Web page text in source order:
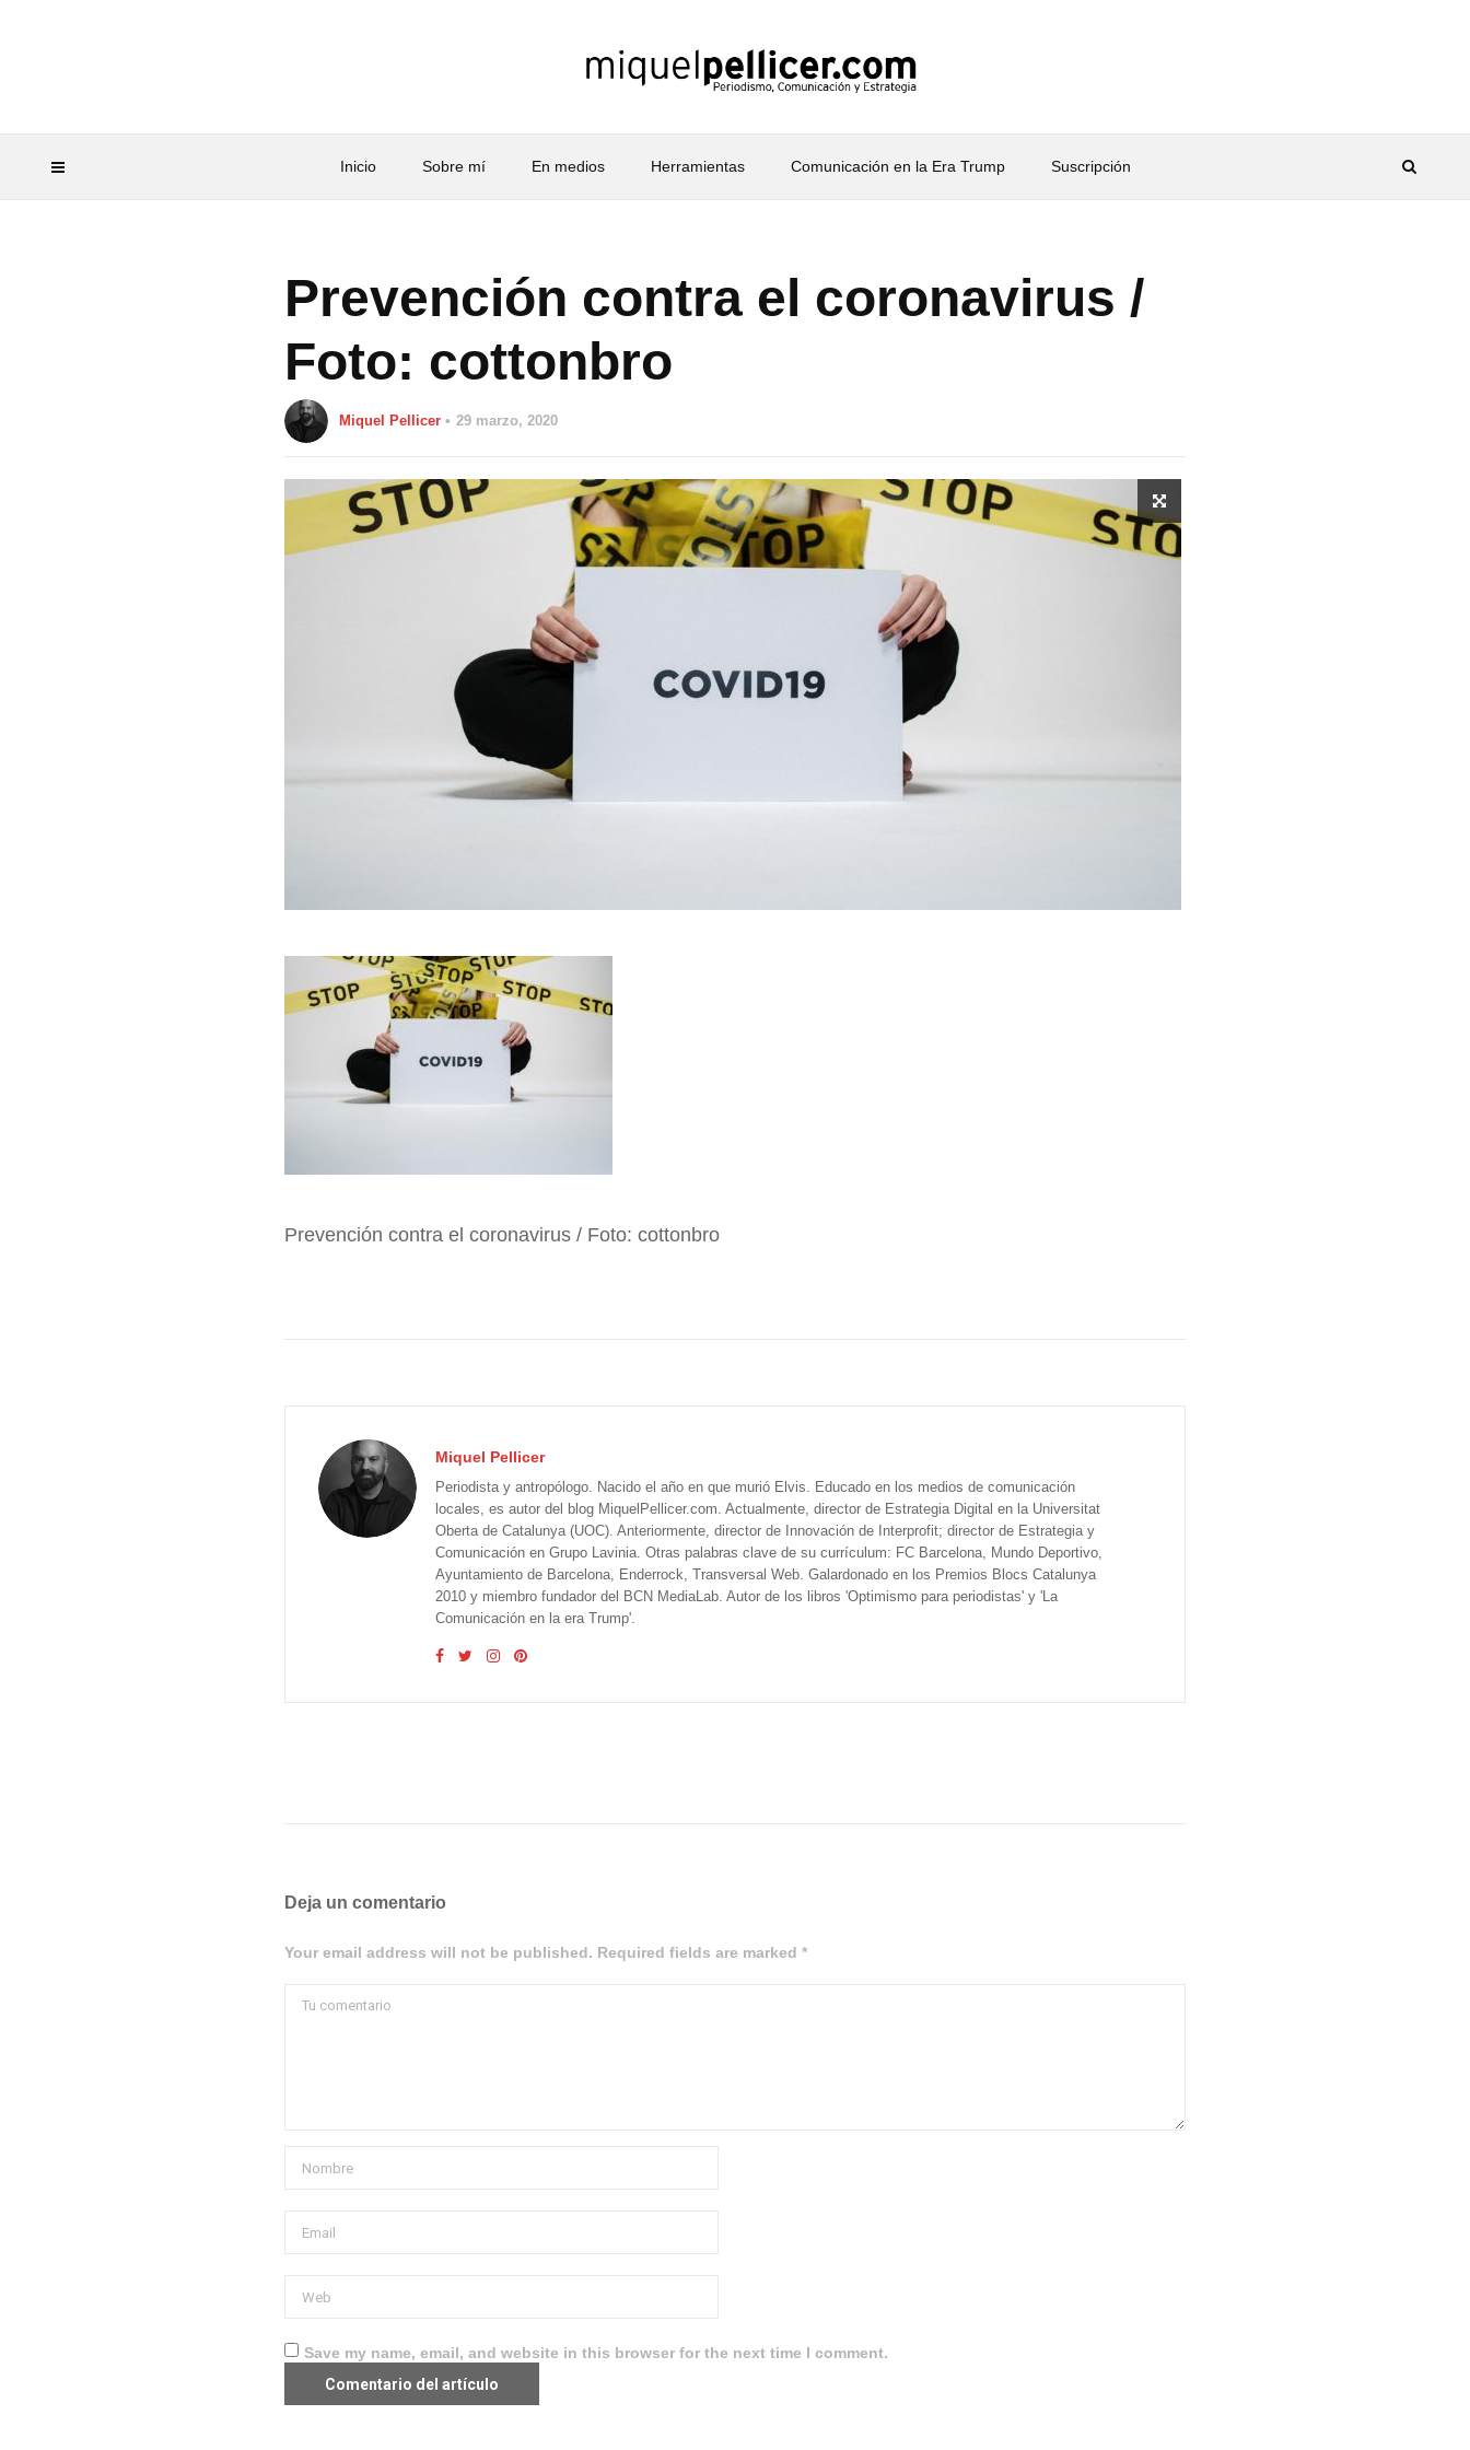
Inicio Sobre mí En medios Herramientas Comunicación en la Era Trump Suscripción
Prevención contra el coronavirus /
Foto: cottonbro
Miquel Pellicer 29 marzo, 2020
Prevención contra el coronavirus / Foto: cottonbro
Miquel Pellicer
Periodista y antropólogo. Nacido el año en que murió Elvis. Educado en los medios de comunicación
locales, es autor del blog MiquelPellicer.com. Actualmente, director de Estrategia Digital en la Universitat
Oberta de Catalunya (UOC). Anteriormente, director de Innovación de Interprofit; director de Estrategia y
Comunicación en Grupo Lavinia. Otras palabras clave de su currículum: FC Barcelona, Mundo Deportivo,
Ayuntamiento de Barcelona, Enderrock, Transversal Web. Galardonado en los Premios Blocs Catalunya
2010 y miembro fundador del BCN MediaLab. Autor de los libros 'Optimismo para periodistas' y 'La
Comunicación en la era Trump'.
Deja un comentario
Your email address will not be published. Required fields are marked *
Save my name, email, and website in this browser for the next time I comment.